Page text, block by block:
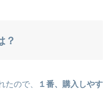
？
たので、
１番、購入しやす